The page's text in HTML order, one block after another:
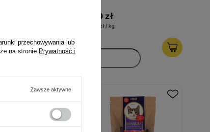
21,99 zł
549,75 zł / kg
przechowywania lub
na stronie Prywatność i
Zawsze aktywne